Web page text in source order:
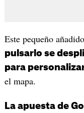
Este pequeño
pulsarlo se
para
el mapa.
La apuesta de